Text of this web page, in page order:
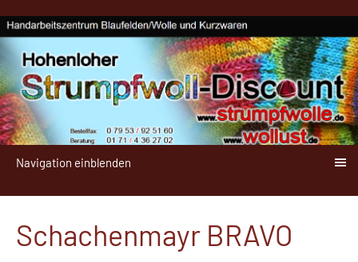
Navigation einblenden
Schachenmayr BRAVO